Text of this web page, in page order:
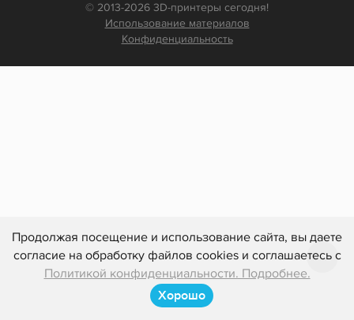
Продолжая посещение и использование сайта, вы даете
согласие на обработку файлов cookies и соглашаетесь с
Политикой конфиденциальности. Подробнее.
Хорошо
© 2013-2026 3D-принтеры сегодня!
Использование материалов
Конфиденциальность